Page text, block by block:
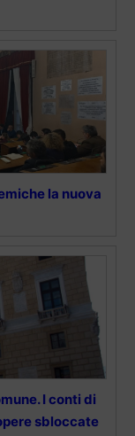
la nuova
I conti di
sbloccate